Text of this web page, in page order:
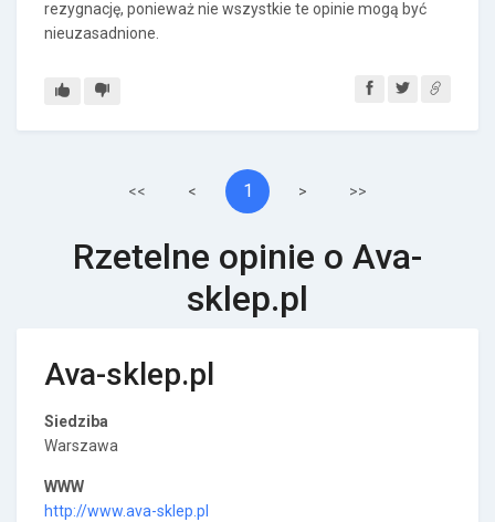
rezygnację, ponieważ nie wszystkie te opinie mogą być
nieuzasadnione.
<< < 1 > >>
Rzetelne opinie o Ava-
sklep.pl
Ava-sklep.pl
Siedziba
Warszawa
WWW
http://www.ava-sklep.pl